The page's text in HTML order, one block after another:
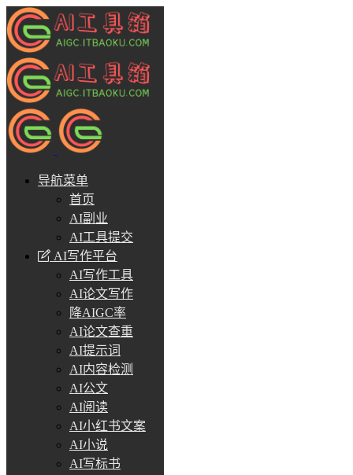
导航菜单
首页
AI副业
AI工具提交
AI写作平台
AI写作工具
AI论文写作
降AIGC率
AI论文查重
AI提示词
AI内容检测
AI公文
AI阅读
AI小红书文案
AI小说
AI写标书